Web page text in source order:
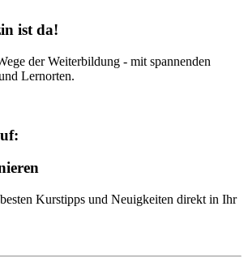
ist da!
der Weiterbildung - mit spannenden
Lernorten.
Kurstipps und Neuigkeiten direkt in Ihr